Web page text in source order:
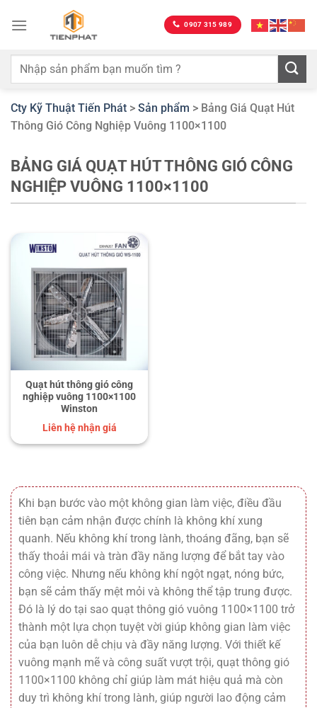
qua
dung
0907 315 989
Cty Kỹ Thuật Tiến Phát > Sản phẩm > Bảng Giá Quạt Hút
Thông Gió Công Nghiệp Vuông 1100×1100
BẢNG GIÁ QUẠT HÚT THÔNG GIÓ CÔNG
NGHIỆP VUÔNG 1100×1100
Quạt hút thông gió công
nghiệp vuông 1100×1100
Winston
Liên hệ nhận giá
Khi bạn bước vào một không gian làm việc, điều đầu
tiên bạn cảm nhận được chính là không khí xung
quanh. Nếu không khí trong lành, thoáng đãng, bạn sẽ
thấy thoải mái và tràn đầy năng lượng để bắt tay vào
công việc. Nhưng nếu không khí ngột ngạt, nóng bức,
bạn sẽ cảm thấy mệt mỏi và không thể tập trung được.
Đó là lý do tại sao quạt thông gió vuông 1100×1100 trở
thành một lựa chọn tuyệt vời giúp không gian làm việc
của bạn luôn dễ chịu và đầy năng lượng. Với thiết kế
vuông mạnh mẽ và công suất vượt trội, quạt thông gió
1100×1100 không chỉ giúp làm mát hiệu quả mà còn
duy trì không khí trong lành, giúp người lao động cảm